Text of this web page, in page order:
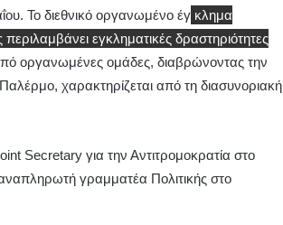
Το διεθνικό οργανωμένο έγ κλημα
εγκληματικές δραστηριότητες
οργανωμένες ομάδες, διαβρώνοντας την
, χαρακτηρίζεται από τη διασυνοριακή
Secretary για την Αντιτρομοκρατία στο
γραμματέα Πολιτικής στο